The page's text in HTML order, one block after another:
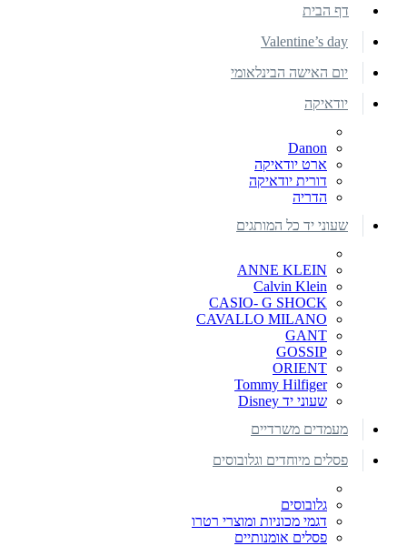
דף הבית
Valentine’s day
יום האישה הבינלאומי
יודאיקה
Danon
ארט יודאיקה
דורית יודאיקה
הדריה
שעוני יד כל המותגים
ANNE KLEIN
Calvin Klein
CASIO- G SHOCK
CAVALLO MILANO
GANT
GOSSIP
ORIENT
Tommy Hilfiger
שעוני יד Disney
מעמדים משרדיים
פסלים מיוחדים וגלובוסים
גלובוסים
דגמי מכוניות ומוצרי רטרו
פסלים אומנותיים